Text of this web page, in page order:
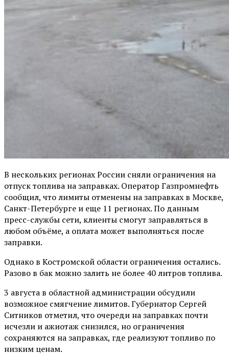
В нескольких регионах России сняли ограничения на
отпуск топлива на заправках. Оператор Газпромнефть
сообщил, что лимиты отменены на заправках в Москве,
Санкт-Петербурге и еще 11 регионах. По данным
пресс-службы сети, клиенты смогут заправляться в
любом объёме, а оплата может выполняться после
заправки.
Однако в Костромской области ограничения остались.
Разово в бак можно залить не более 40 литров топлива.
3 августа в областной администрации обсудили
возможное смягчение лимитов. Губернатор Сергей
Ситников отметил, что очереди на заправках почти
исчезли и ажиотаж снизился, но ограничения
сохраняются на заправках, где реализуют топливо по
низким ценам.